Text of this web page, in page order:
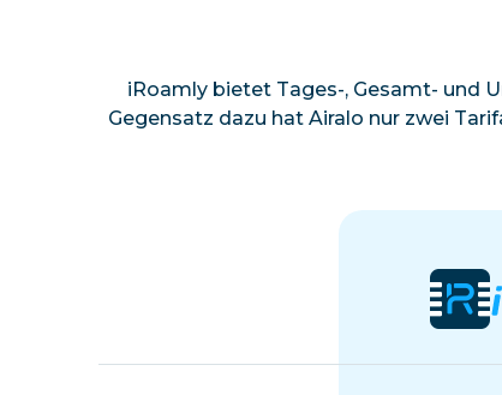
iRoamly bietet Tages-, Gesamt- und
Gegensatz dazu hat Airalo nur zwei